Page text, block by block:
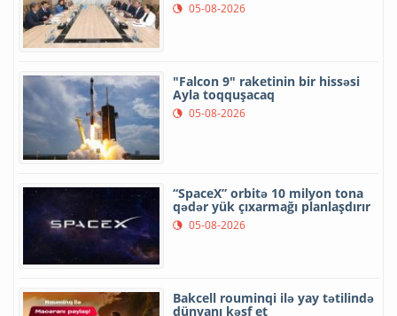
05-08-2026
"Falcon 9" raketinin bir hissəsi
Ayla toqquşacaq
05-08-2026
“SpaceX” orbitə 10 milyon tona
qədər yük çıxarmağı planlaşdırır
05-08-2026
Bakcell rouminqi ilə yay tətilində
dünyanı kəşf et